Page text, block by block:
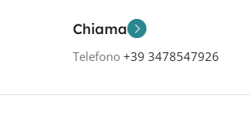
Chiama
Telefono +39 3478547926